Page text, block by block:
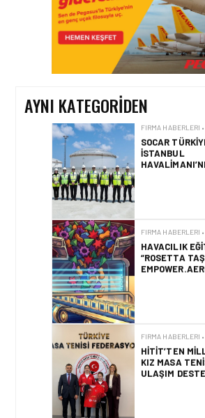
AYNI KATEGORIDEN
FIRMA HABERLERI
SOCAR
İSTANBUL
PROJE
HAVACILIK
“ROSETTA
CBTA-UNITY™
HITIT’TEN
KIZ MASA
ULAŞIM
TRAVELPORT
IŞ BIRLIĞI
YENILEDI!